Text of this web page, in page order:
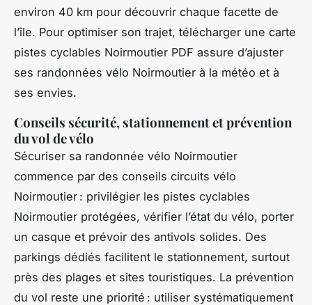
environ 40 km pour découvrir chaque facette de
l’île. Pour optimiser son trajet, télécharger une carte
pistes cyclables Noirmoutier PDF assure d’ajuster
ses randonnées vélo Noirmoutier à la météo et à
ses envies.
Conseils sécurité, stationnement et prévention
du vol de vélo
Sécuriser sa randonnée vélo Noirmoutier
commence par des conseils circuits vélo
Noirmoutier : privilégier les pistes cyclables
Noirmoutier protégées, vérifier l’état du vélo, porter
un casque et prévoir des antivols solides. Des
parkings dédiés facilitent le stationnement, surtout
près des plages et sites touristiques. La prévention
du vol reste une priorité : utiliser systématiquement